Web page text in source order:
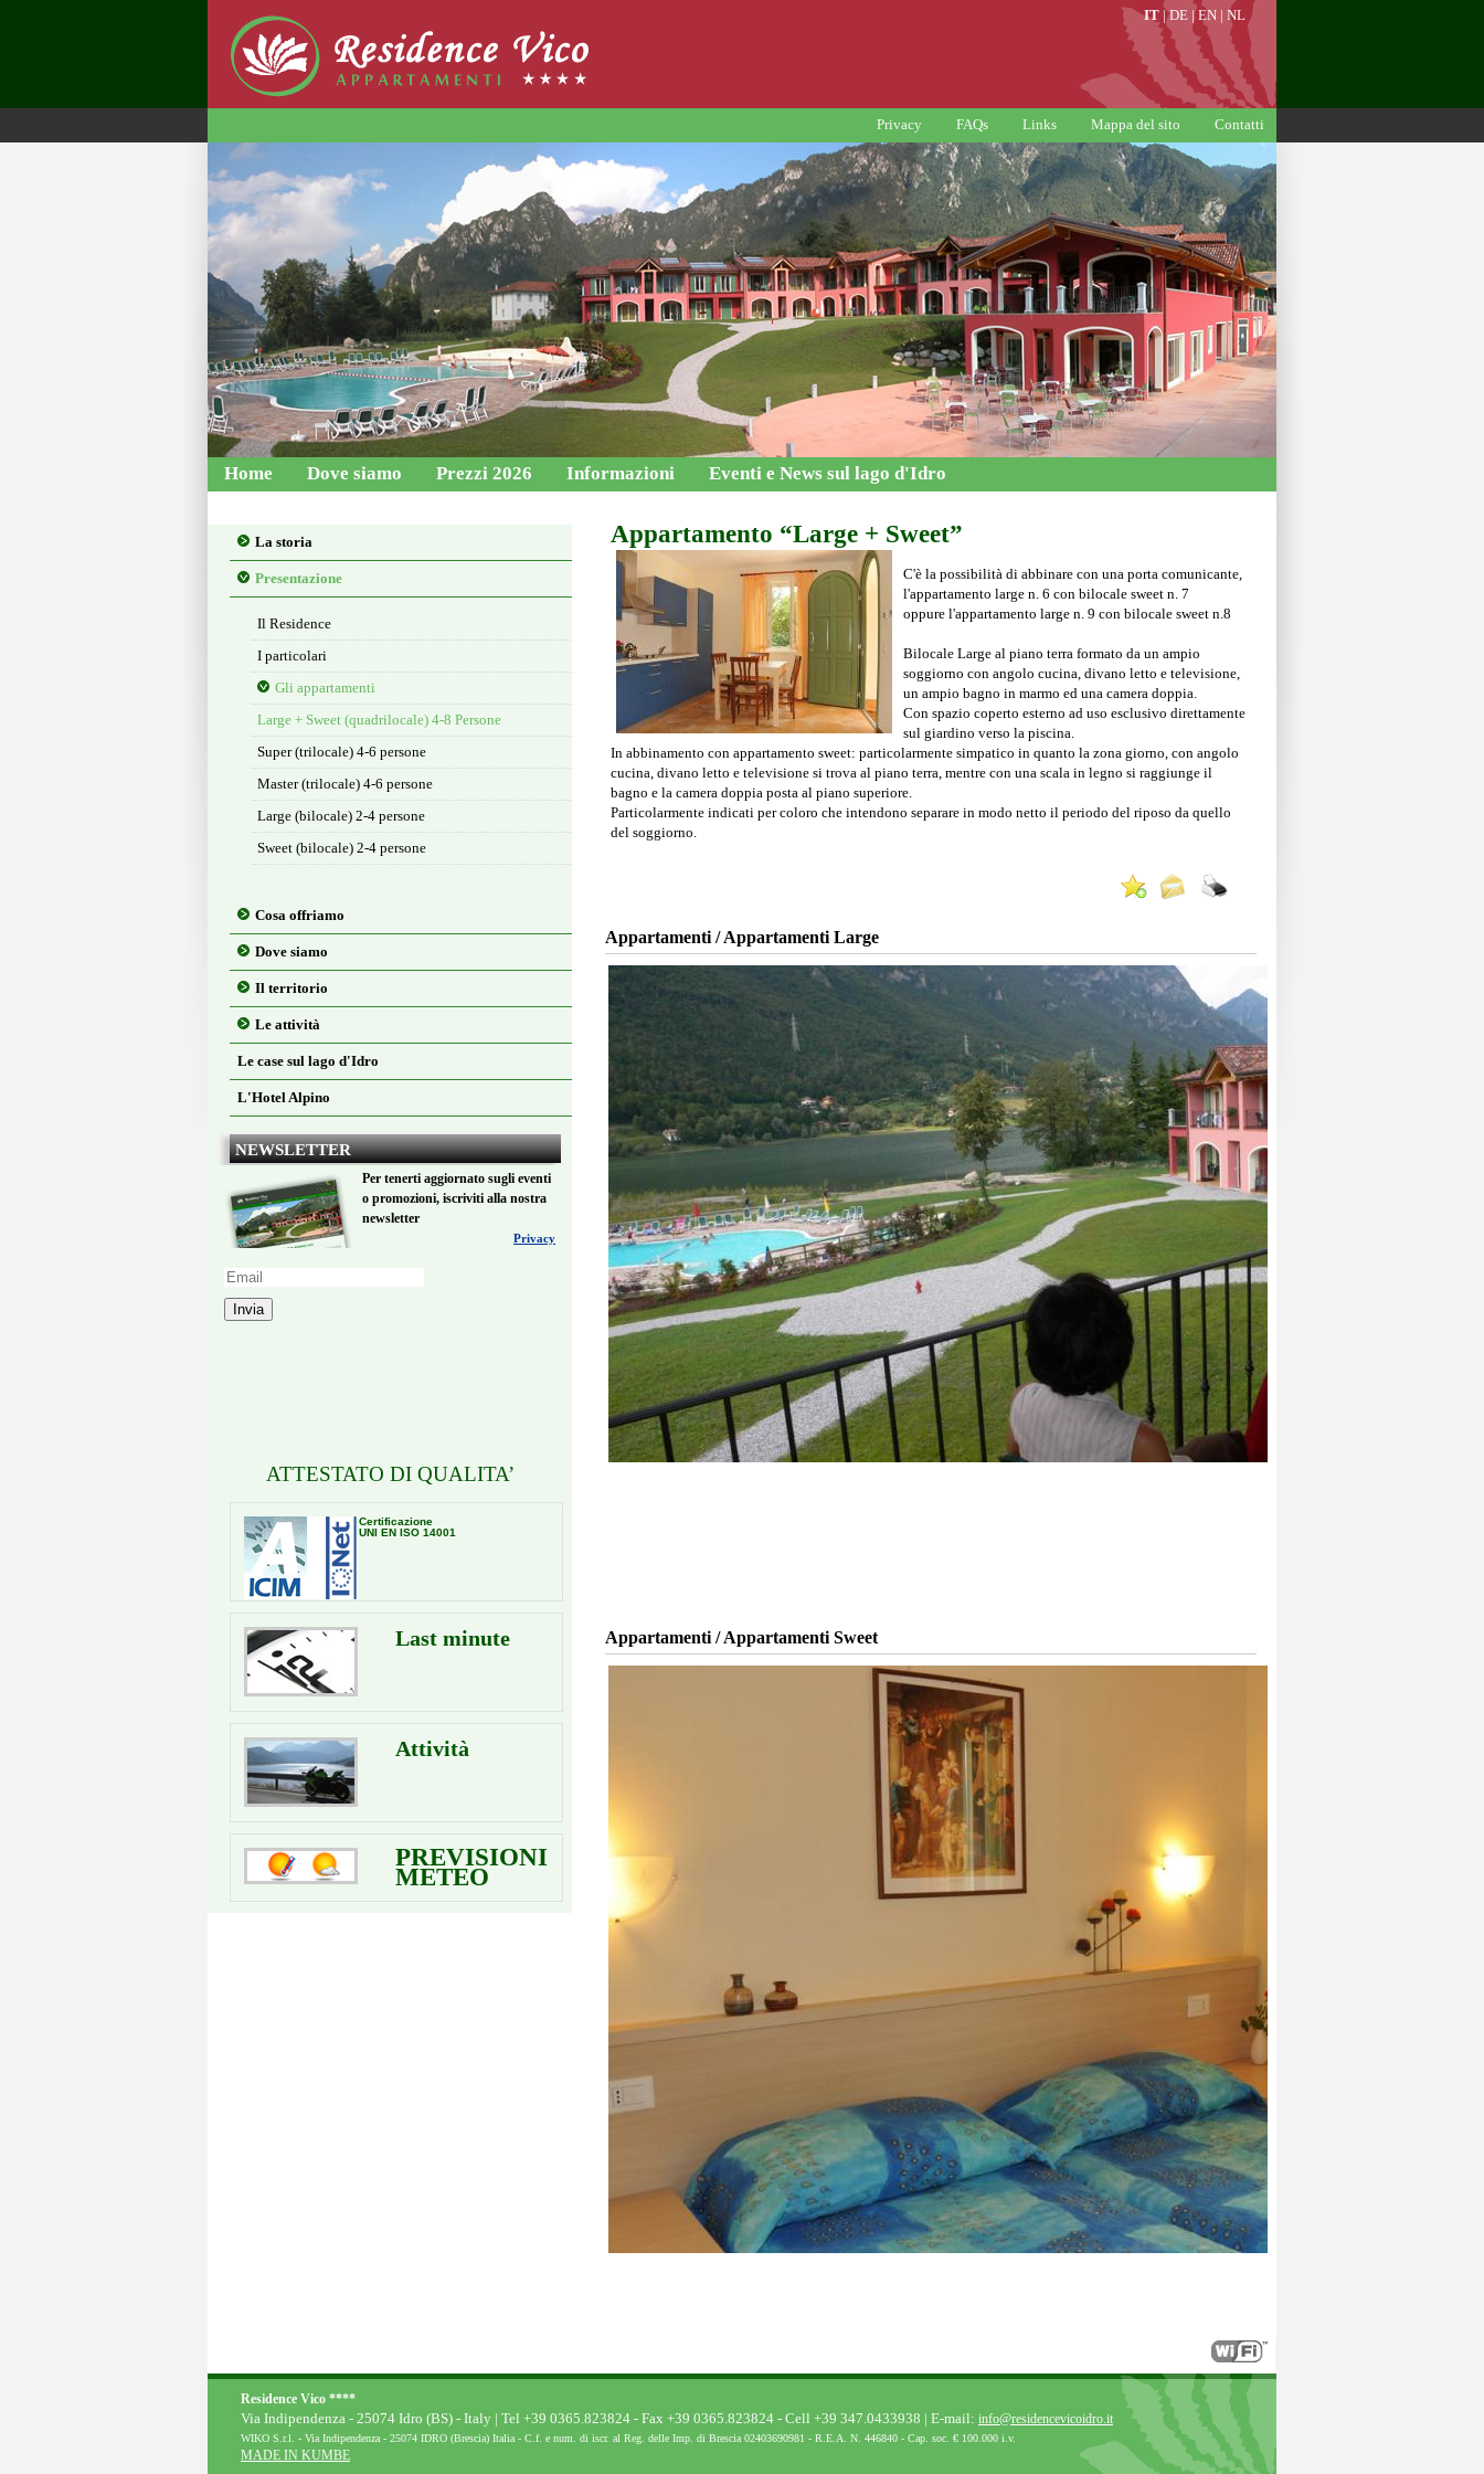
IT |DE |EN | NL
Privacy FAQs Links Mappa del sito Contatti
Home Dove siamo Prezzi 2026 Informazioni Eventi e News sul lago d'Idro
La storia
Presentazione
Il Residence
I particolari
Gli appartamenti
Large + Sweet (quadrilocale) 4-8 Persone
Super (trilocale) 4-6 persone
Master (trilocale) 4-6 persone
Large (bilocale) 2-4 persone
Sweet (bilocale) 2-4 persone
Cosa offriamo
Dove siamo
Il territorio
Le attività
Le case sul lago d'Idro
L'Hotel Alpino
NEWSLETTER
Per tenerti aggiornato sugli eventi
o promozioni, iscriviti alla nostra
newsletter
Privacy
Invia
ATTESTATO DI QUALITA’
Certificazione
UNI EN ISO 14001
Last minute
Attività
PREVISIONI
METEO
Appartamento “Large + Sweet”
C'è la possibilità di abbinare con una porta comunicante,
l'appartamento large n. 6 con bilocale sweet n. 7
oppure l'appartamento large n. 9 con bilocale sweet n.8
Bilocale Large al piano terra formato da un ampio
soggiorno con angolo cucina, divano letto e televisione,
un ampio bagno in marmo ed una camera doppia.
Con spazio coperto esterno ad uso esclusivo direttamente
sul giardino verso la piscina.
In abbinamento con appartamento sweet: particolarmente simpatico in quanto la zona giorno, con angolo
cucina, divano letto e televisione si trova al piano terra, mentre con una scala in legno si raggiunge il
bagno e la camera doppia posta al piano superiore.
Particolarmente indicati per coloro che intendono separare in modo netto il periodo del riposo da quello
del soggiorno.
Appartamenti / Appartamenti Large
Appartamenti / Appartamenti Sweet
Residence Vico ****
Via Indipendenza - 25074 Idro (BS) - Italy | Tel +39 0365.823824 - Fax +39 0365.823824 - Cell +39 347.0433938 | E-mail: info@residencevicoidro.it
WIKO S.r.l. - Via Indipendenza - 25074 IDRO (Brescia) Italia - C.f. e num. di iscr. al Reg. delle Imp. di Brescia 02403690981 - R.E.A. N. 446840 - Cap. soc. € 100.000 i.v.
MADE IN KUMBE